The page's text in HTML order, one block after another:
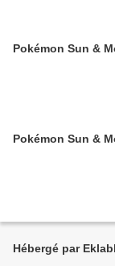
Pokémon Sun &
Pokémon Sun &
Hébergé par